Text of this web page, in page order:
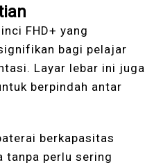
FHD+ yang
bagi pelajar
Layar lebar ini juga
berpindah antar
berkapasitas
tanpa perlu sering